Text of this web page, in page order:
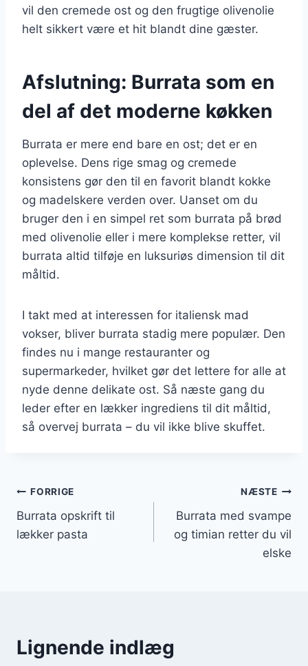
vil den cremede ost og den frugtige olivenolie
helt sikkert være et hit blandt dine gæster.
Afslutning: Burrata som en
del af det moderne køkken
Burrata er mere end bare en ost; det er en
oplevelse. Dens rige smag og cremede
konsistens gør den til en favorit blandt kokke
og madelskere verden over. Uanset om du
bruger den i en simpel ret som burrata på brød
med olivenolie eller i mere komplekse retter, vil
burrata altid tilføje en luksuriøs dimension til dit
måltid.
I takt med at interessen for italiensk mad
vokser, bliver burrata stadig mere populær. Den
findes nu i mange restauranter og
supermarkeder, hvilket gør det lettere for alle at
nyde denne delikate ost. Så næste gang du
leder efter en lækker ingrediens til dit måltid,
så overvej burrata – du vil ikke blive skuffet.
Indlægsnavigation
FORRIGE
Burrata opskrift til
lækker pasta
NÆSTE
Burrata med svampe
og timian retter du vil
elske
Lignende indlæg